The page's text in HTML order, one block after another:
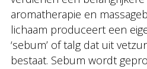
aromatherapie en
lichaam produceert een
‘sebum’ of talg dat uit
bestaat. Sebum wordt